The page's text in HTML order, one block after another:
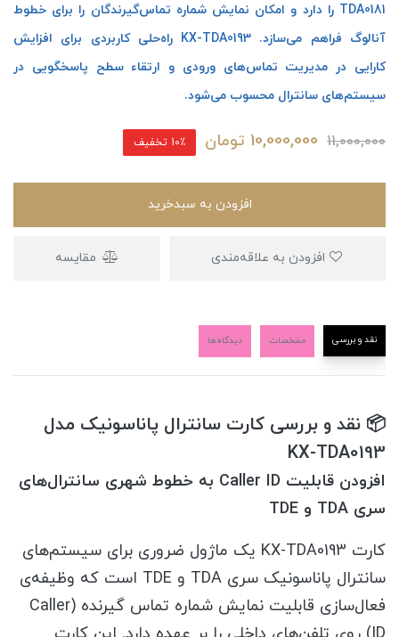
TDA0181 را دارد و امکان نمایش شماره تماس‌گیرندگان را برای خطوط
آنالوگ فراهم می‌سازد. KX-TDA0193 راه‌حلی کاربردی برای افزایش
کارایی در مدیریت تماس‌های ورودی و ارتقاء سطح پاسخگویی در
سیستم‌های سانترال محسوب می‌شود.
11,000,000
10,000,000 تومان 10٪ تخفیف
افزودن به سبدخرید
مقایسه
نقد و بررسی مشخصات دیدگاه‌ها
📦 نقد و بررسی کارت سانترال پاناسونیک مدل
KX-TDA0193
افزودن قابلیت Caller ID به خطوط شهری سانترال‌های
سری TDA و TDE
کارت KX-TDA0193 یک ماژول ضروری برای سیستم‌های
سانترال پاناسونیک سری TDA و TDE است که وظیفه‌ی
فعال‌سازی قابلیت نمایش شماره تماس گیرنده (Caller